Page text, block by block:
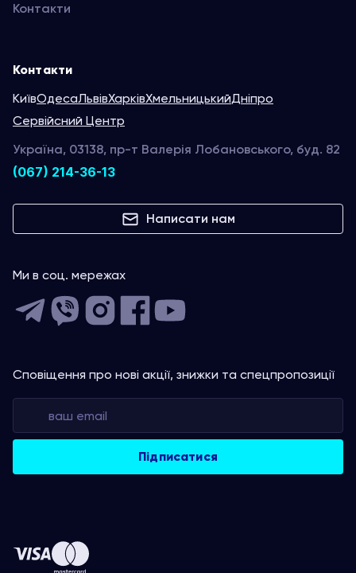
Контакти
Контакти
КиївОдесаЛьвівХарківХмельницькийДніпро
Сервійсний Центр
Україна, 03138, пр-т Валерія Лобановського, буд. 82
(067) 214-36-13
Написати нам
Ми в соц. мережах
Сповіщення про нові акції, знижки та спецпропозиції